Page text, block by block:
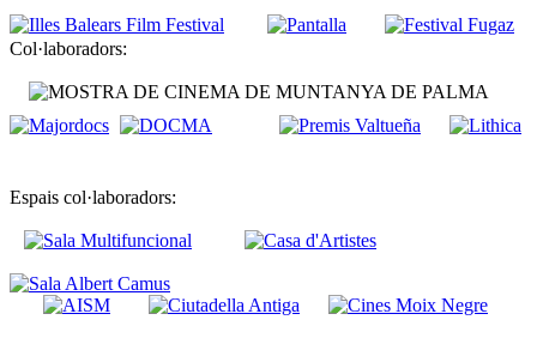
Col·laboradors:
Espais col·laboradors: